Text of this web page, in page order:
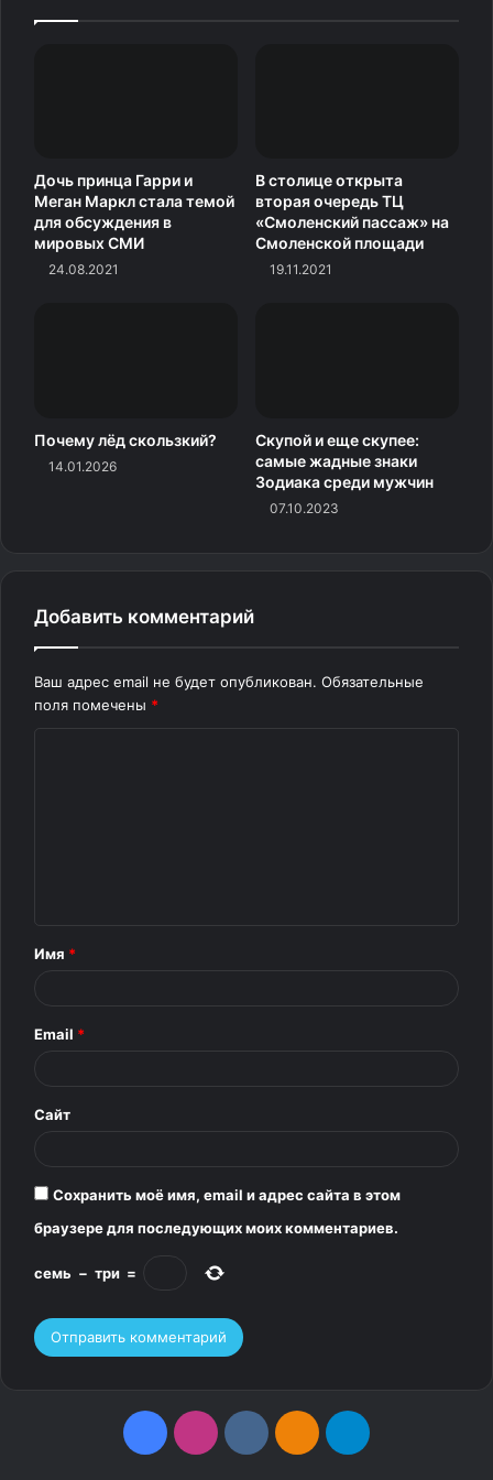
Дочь принца Гарри и
Меган Маркл стала темой
для обсуждения в
мировых СМИ
24.08.2021
В столице открыта
вторая очередь ТЦ
«Смоленский пассаж» на
Смоленской площади
19.11.2021
Почему лёд скользкий?
14.01.2026
Скупой и еще скупее:
самые жадные знаки
Зодиака среди мужчин
07.10.2023
Добавить комментарий
Ваш адрес email не будет опубликован. Обязательные
поля помечены *
и
*
Имя *
Email *
Сайт
Сохранить моё имя, email и адрес сайта в этом
браузере для последующих моих комментариев.
семь − три =
F
v
О
T